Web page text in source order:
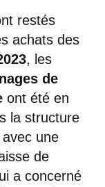
restés
achats des
, les
de
ont été en
la structure
une
de
a concerné